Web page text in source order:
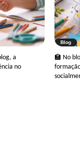
a
no
Blog
🏫 No